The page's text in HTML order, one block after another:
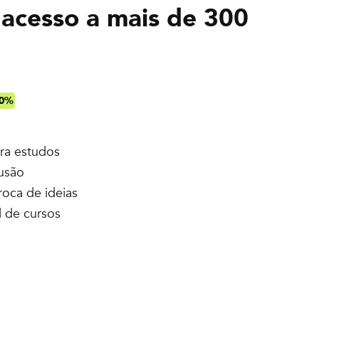
a mais de 300
estudos
de ideias
de cursos